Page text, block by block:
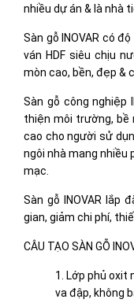
nhiều dự án & là nhà
Sàn gỗ INOVAR có
ván HDF siêu chịu
mòn cao, bền, đẹp &
Sàn gỗ công nghiệp
thiện môi trường,
cao cho người sử
ngôi nhà mang nhiều
mạc.
Sàn gỗ INOVAR lắp
gian, giảm chi phí,
CÂU TẠO SÀN GỖ
1. Lớp phủ oxit
va đập, không